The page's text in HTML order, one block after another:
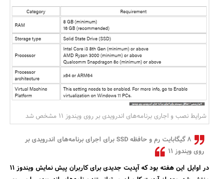
بانک، بیمه و سرمایه
مسکن و ساختمان
شرایط نصب و اجاری برنامه‌های اندرویدی بر روی ویندوز ۱۱ مشخص شد
۸ گیگابایت رم و حافظه SSD برای اجرای برنامه‌های اندرویدی بر
روی ویندوز ۱۱
در اوایل این هفته بود که آپدیت جدیدی برای کاربران پیش نمایش ویندوز ۱۱